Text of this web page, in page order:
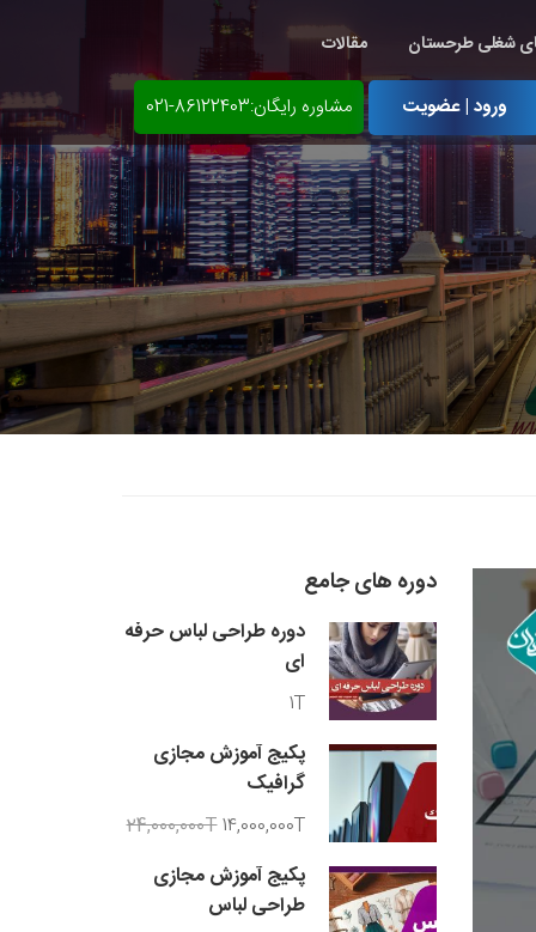
شغلی طرحستان مقالات
ورود | عضویت مشاوره رایگان:86122403-021
دوره های جامع
دوره طراحی لباس حرفه
ای
1T
پکیج آموزش مجازی
گرافیک
24,000,000T14,000,000T
پکیج آموزش مجازی
طراحی لباس